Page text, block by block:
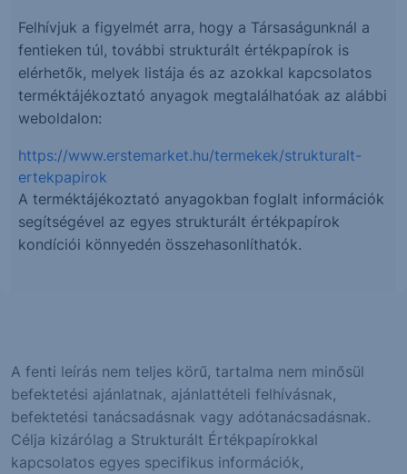
Felhívjuk a figyelmét arra, hogy a Társaságunknál a
fentieken túl, további strukturált értékpapírok is
elérhetők, melyek listája és az azokkal kapcsolatos
terméktájékoztató anyagok megtalálhatóak az alábbi
weboldalon:
https://www.erstemarket.hu/termekek/strukturalt-
ertekpapirok
A terméktájékoztató anyagokban foglalt információk
segítségével az egyes strukturált értékpapírok
kondíciói könnyedén összehasonlíthatók.
A fenti leírás nem teljes körű, tartalma nem minősül
befektetési ajánlatnak, ajánlattételi felhívásnak,
befektetési tanácsadásnak vagy adótanácsadásnak.
Célja kizárólag a Strukturált Értékpapírokkal
kapcsolatos egyes specifikus információk,